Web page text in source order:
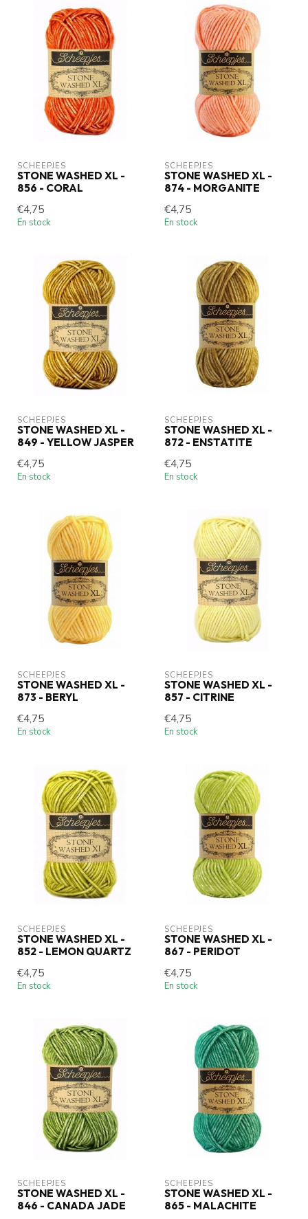
SCHEEPJES
STONE WASHED XL -
856 - CORAL
€4,75
En stock
SCHEEPJES
STONE WASHED XL -
874 - MORGANITE
€4,75
En stock
SCHEEPJES
STONE WASHED XL -
849 - YELLOW JASPER
€4,75
En stock
SCHEEPJES
STONE WASHED XL -
872 - ENSTATITE
€4,75
En stock
SCHEEPJES
STONE WASHED XL -
873 - BERYL
€4,75
En stock
SCHEEPJES
STONE WASHED XL -
857 - CITRINE
€4,75
En stock
SCHEEPJES
STONE WASHED XL -
852 - LEMON QUARTZ
€4,75
En stock
SCHEEPJES
STONE WASHED XL -
867 - PERIDOT
€4,75
En stock
SCHEEPJES
STONE WASHED XL -
846 - CANADA JADE
SCHEEPJES
STONE WASHED XL -
865 - MALACHITE